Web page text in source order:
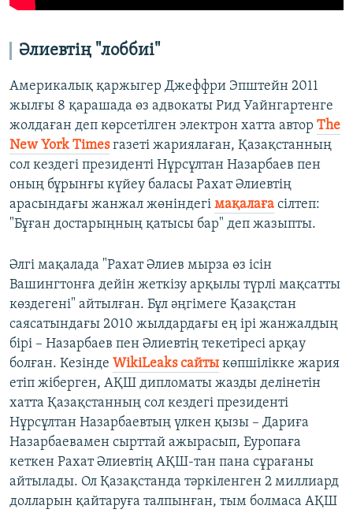
Әлиевтің "лоббиі"
Америкалық қаржыгер Джеффри Эпштейн 2011
жылғы 8 қарашада өз адвокаты Рид Уайнгартенге
жолдаған деп көрсетілген электрон хатта автор The
New York Timesгазеті жариялаған, Қазақстанның
сол кездегі президенті Нұрсұлтан Назарбаев пен
оның бұрынғы күйеу баласы Рахат Әлиевтің
арасындағы жанжал жөніндегі мақалаға сілтеп:
"Бұған достарыңның қатысы бар" деп жазыпты.
Әлгі мақалада "Рахат Әлиев мырза өз ісін
Вашингтонға дейін жеткізу арқылы түрлі мақсатты
көздегені" айтылған. Бұл әңгімеге Қазақстан
саясатындағы 2010 жылдардағы ең ірі жанжалдың
бірі – Назарбаев пен Әлиевтің текетіресі арқау
болған. Кезінде WikiLeaks сайты көпшілікке жария
етіп жіберген, АҚШ дипломаты жазды делінетін
хатта Қазақстанның сол кездегі президенті
Нұрсұлтан Назарбаевтың үлкен қызы – Дариға
Назарбаевамен сырттай ажырасып, Еуропаға
кеткен Рахат Әлиевтің АҚШ-тан пана сұрағаны
айтылады. Ол Қазақстанда тәркіленген 2 миллиард
долларын қайтаруға талпынған, тым болмаса АҚШ